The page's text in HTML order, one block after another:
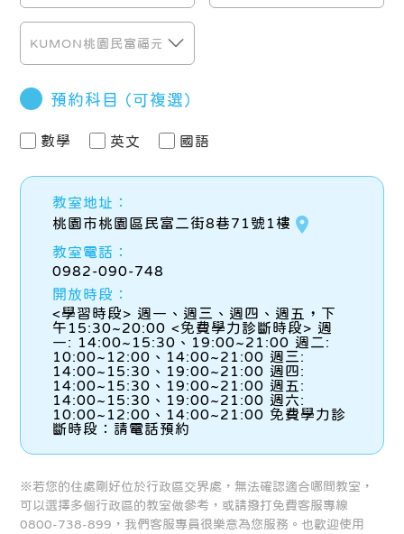
預約科目 （可複選）
數學 英文 國語
教室地址：
桃園市桃園區民富二街8巷71號1樓 place
教室電話：
0982-090-748
開放時段：
<學習時段> 週一、週三、週四、週五，下
午15:30~20:00 <免費學力診斷時段> 週
一: 14:00~15:30、19:00~21:00 週二:
10:00~12:00、14:00~21:00 週三:
14:00~15:30、19:00~21:00 週四:
14:00~15:30、19:00~21:00 週五:
14:00~15:30、19:00~21:00 週六:
10:00~12:00、14:00~21:00 免費學力診
斷時段：請電話預約
※若您的住處剛好位於行政區交界處，無法確認適合哪間教室，
可以選擇多個行政區的教室做參考，或請撥打免費客服專線
0800-738-899，我們客服專員很樂意為您服務。也歡迎使用